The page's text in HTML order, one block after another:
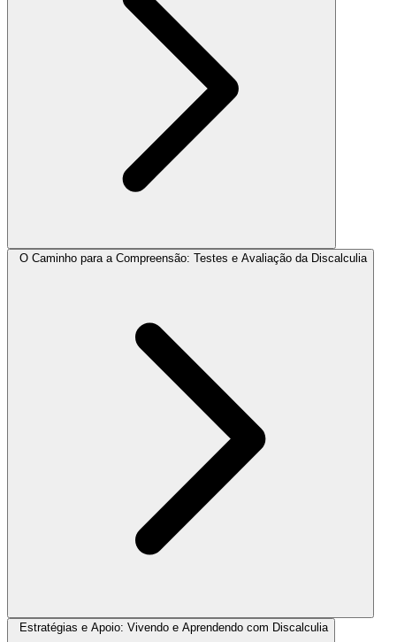
O Caminho para a Compreensão: Testes e Avaliação da Discalculia
Estratégias e Apoio: Vivendo e Aprendendo com Discalculia